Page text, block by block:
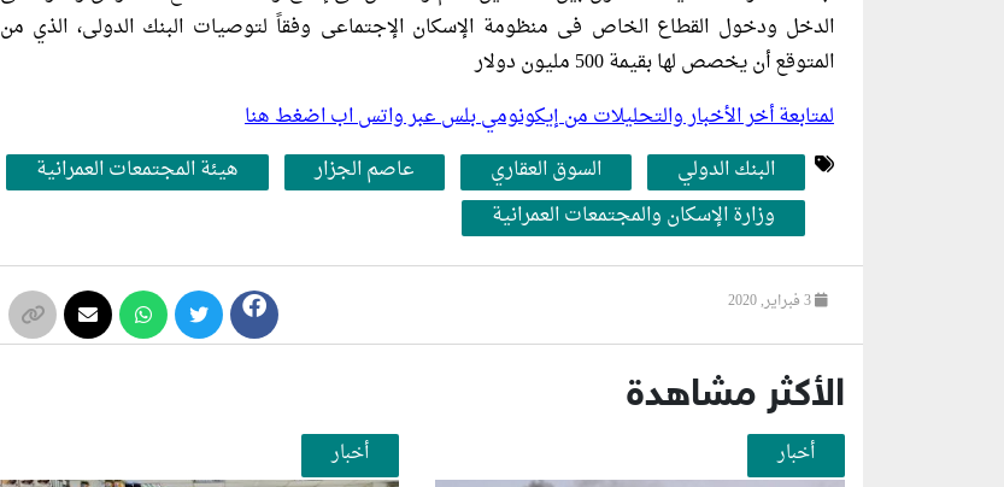
الدخل ودخول القطاع الخاص فى منظومة الإسكان الإجتماعى وفقاً لتوصيات البنك الدولى، الذي من
المتوقع أن يخصص لها بقيمة 500 مليون دولار
لمتابعة أخر الأخبار والتحليلات من إيكونومي بلس عبر واتس اب اضغط هنا
البنك الدولي
السوق العقاري عاصم الجزار
هيئة المجتمعات العمرانية
وزارة الإسكان والمجتمعات العمرانية
الأكثر مشاهدة
أخبار أخبار